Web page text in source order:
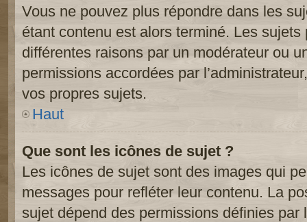
Vous ne pouvez plus répondre dans les
étant contenu est alors terminé. Les
différentes raisons par un modérateur ou
permissions accordées par
vos propres sujets.
Haut
Que sont les icônes de sujet ?
Les icônes de sujet sont des images qui
messages pour refléter leur contenu. La
sujet dépend des permissions définies par